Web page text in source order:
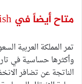
متاح أيضاً في English
تمر المملكة العربية
وأكثرها حساسية في